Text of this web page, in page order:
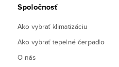
Spoločnosť
Ako vybrať klimatizáciu
Ako vybrať tepelné čerpadlo
O nás